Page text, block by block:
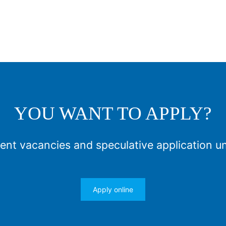
YOU WANT TO APPLY?
vacancies and speculative application
Apply online